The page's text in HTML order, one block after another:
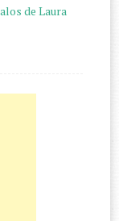
de Laura